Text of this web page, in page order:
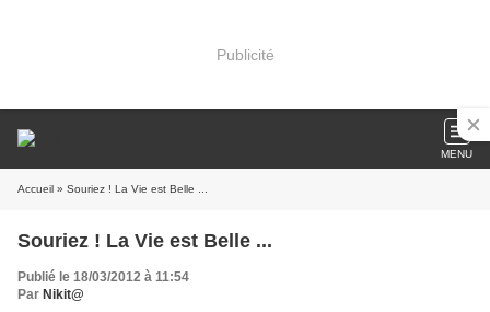
Publicité
MENU
Accueil » Souriez ! La Vie est Belle ...
Souriez ! La Vie est Belle ...
Publié le 18/03/2012 à 11:54
Par Nikit@